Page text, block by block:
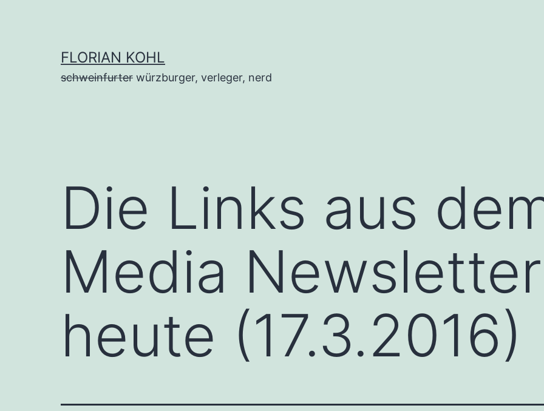
FLORIAN KOHL
schweinfurter würzburger, verleger, nerd
Die Links aus
Media
heute (17.3.2016)